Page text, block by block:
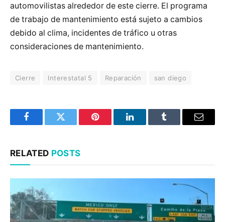
automovilistas alrededor de este cierre. El programa
de trabajo de mantenimiento está sujeto a cambios
debido al clima, incidentes de tráfico u otras
consideraciones de mantenimiento.
Cierre Interestatal 5 Reparación san diego
FacebookTwitter Pinterest LinkedInTumblr Email
RELATED POSTS